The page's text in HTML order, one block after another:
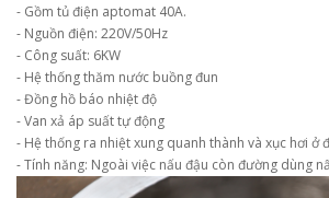
- Gồm tủ điện aptomat 40A.
- Nguồn điện: 220V/50Hz
- Công suất: 6KW
- Hệ thống thăm nước buồng đun
- Đồng hồ báo nhiệt độ
- Van xả áp suất tự động
- Hệ thống ra nhiệt xung quanh thành và xục hơi ở
- Tính năng: Ngoài việc nấu đậu còn đường dùng